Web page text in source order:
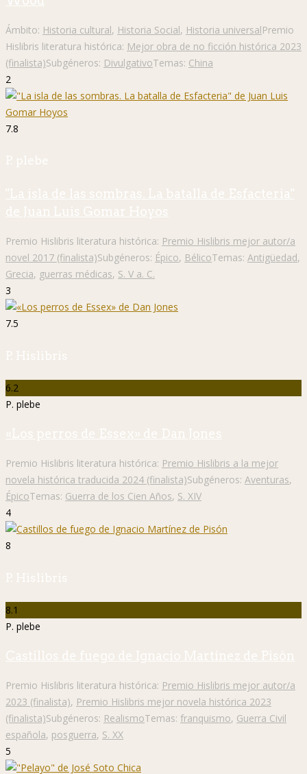
Ámbito: Historia cultural, Historia Social, Historia universalPremio
Hislibris literatura histórica: Mejor obra de no ficción histórica 2023
(finalista)Subgéneros: DivulgativoTemas: China
2
7.8
P. plebe
"La isla de las sombras. La batalla de Esfacteria"
de Juan Luis Gomar Hoyos
Premio Hislibris literatura histórica: Premio Hislibris mejor autor/a
novel 2017 (finalista)Subgéneros: Épico, BélicoTemas: Antigüedad,
Grecia, guerras médicas, S. V a. C.
3
7.5
P. Hislibris
6.2
P. plebe
«Los perros de Essex» de Dan Jones
Premio Hislibris literatura histórica: Premio Hislibris a la mejor
novela histórica traducida 2024 (finalista)Subgéneros: Aventuras,
ÉpicoTemas: Guerra de los Cien Años, S. XIV
4
8
P. Hislibris
8.1
P. plebe
Castillos de fuego de Ignacio Martínez de Pisón
Premio Hislibris literatura histórica: Premio Hislibris mejor autor/a
2023 (finalista), Premio Hislibris mejor novela histórica 2023
(finalista)Subgéneros: RealismoTemas: franquismo, Guerra Civil
española, posguerra, S. XX
5